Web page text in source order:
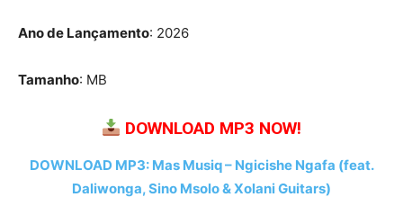
Ano de Lançamento: 2026
Tamanho: MB
DOWNLOAD MP3 NOW!
DOWNLOAD MP3: Mas Musiq – Ngicishe Ngafa (feat.
Daliwonga, Sino Msolo & Xolani Guitars)